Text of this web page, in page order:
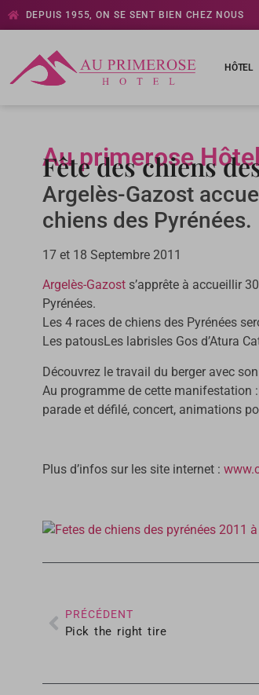
DEPUIS 1955, ON SE SENT BIEN CHEZ NOUS
HÔTEL
Au primerose
Fête des chiens
Argelès-Gazost
chiens des Pyrénées.
17 et 18 Septembre 2011
Argelès-Gazosts’apprête à accueillir
Pyrénées.
Les 4 races de chiens des Pyrénées
Les patousLes labrisles Gos d’Atura
Découvrez le travail du berger avec
Au programme de cette manifestation
parade et défilé, concert, animations
Plus d’infos sur les site internet :
PRÉCÉDENT
Pick the right tire